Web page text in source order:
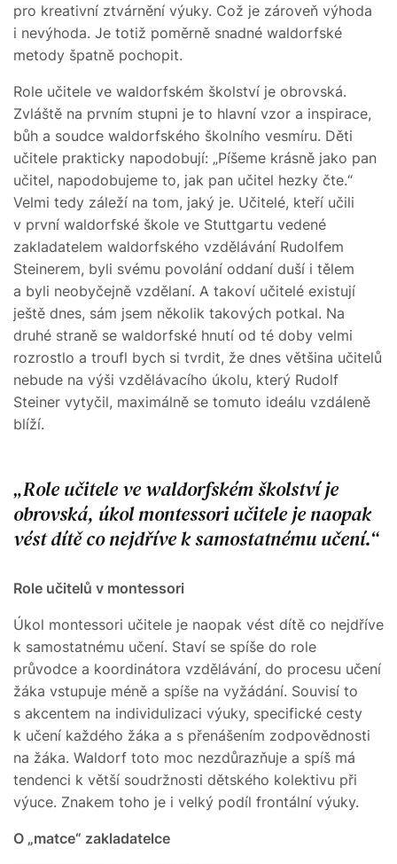
pro kreativní ztvárnění výuky. Což je zároveň výhoda
i nevýhoda. Je totiž poměrně snadné waldorfské
metody špatně pochopit.
Role učitele ve waldorfském školství je obrovská.
Zvláště na prvním stupni je to hlavní vzor a inspirace,
bůh a soudce waldorfského školního vesmíru. Děti
učitele prakticky napodobují: „Píšeme krásně jako pan
učitel, napodobujeme to, jak pan učitel hezky čte.“
Velmi tedy záleží na tom, jaký je. Učitelé, kteří učili
v první waldorfské škole ve Stuttgartu vedené
zakladatelem waldorfského vzdělávání Rudolfem
Steinerem, byli svému povolání oddaní duší i tělem
a byli neobyčejně vzdělaní. A takoví učitelé existují
ještě dnes, sám jsem několik takových potkal. Na
druhé straně se waldorfské hnutí od té doby velmi
rozrostlo a troufl bych si tvrdit, že dnes většina učitelů
nebude na výši vzdělávacího úkolu, který Rudolf
Steiner vytyčil, maximálně se tomuto ideálu vzdáleně
blíží.
Role učitele ve waldorfském školství je
obrovská, úkol montessori učitele je naopak
vést dítě co nejdříve k samostatnému učení.
Role učitelů v montessori
Úkol montessori učitele je naopak vést dítě co nejdříve
k samostatnému učení. Staví se spíše do role
průvodce a koordinátora vzdělávání, do procesu učení
žáka vstupuje méně a spíše na vyžádání. Souvisí to
s akcentem na individulizaci výuky, specifické cesty
k učení každého žáka a s přenášením zodpovědnosti
na žáka. Waldorf toto moc nezdůrazňuje a spíš má
tendenci k větší soudržnosti dětského kolektivu při
výuce. Znakem toho je i velký podíl frontální výuky.
O „matce“ zakladatelce